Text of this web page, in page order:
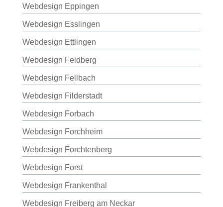
Webdesign Eppingen
Webdesign Esslingen
Webdesign Ettlingen
Webdesign Feldberg
Webdesign Fellbach
Webdesign Filderstadt
Webdesign Forbach
Webdesign Forchheim
Webdesign Forchtenberg
Webdesign Forst
Webdesign Frankenthal
Webdesign Freiberg am Neckar